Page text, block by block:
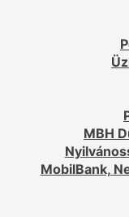
MBH
MobilBank,